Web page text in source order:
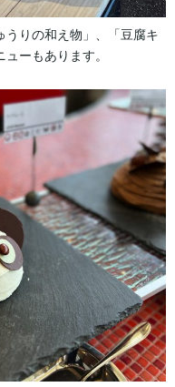
うりの和え物」、「豆腐キ
ーもあります。